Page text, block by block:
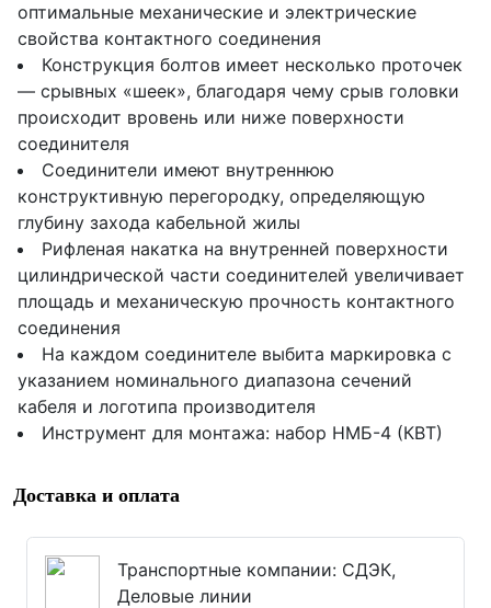
оптимальные механические и электрические
свойства контактного соединения
Конструкция болтов имеет несколько проточек
— срывных «шеек», благодаря чему срыв головки
происходит вровень или ниже поверхности
соединителя
Соединители имеют внутреннюю
конструктивную перегородку, определяющую
глубину захода кабельной жилы
Рифленая накатка на внутренней поверхности
цилиндрической части соединителей увеличивает
площадь и механическую прочность контактного
соединения
На каждом соединителе выбита маркировка с
указанием номинального диапазона сечений
кабеля и логотипа производителя
Инструмент для монтажа: набор НМБ-4 (КВТ)
Доставка и оплата
Транспортные компании: СДЭК,
Деловые линии